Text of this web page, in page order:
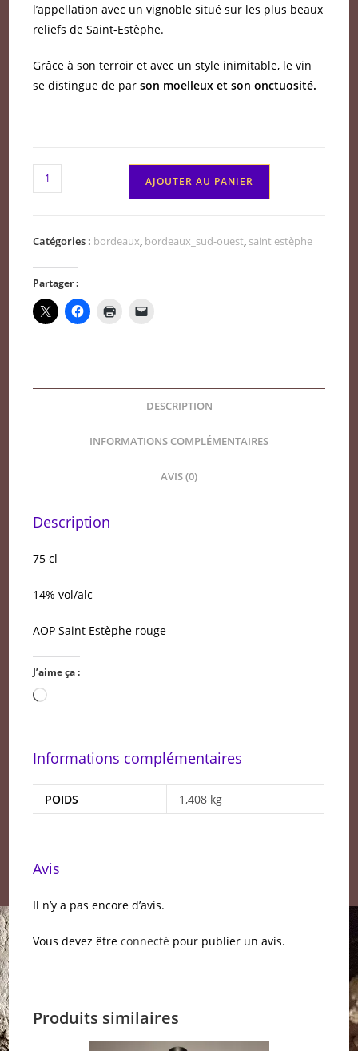
l’appellation avec un vignoble situé sur les plus beaux
reliefs de Saint-Estèphe.
Grâce à son terroir et avec un style inimitable, le vin
se distingue de parson moelleux et son onctuosité.
quantité
de
bourgeois
Château
Haut
AJOUTER AU PANIER
Catégories : bordeaux bordeaux_sud-ouest saint estèphe
Partager :
DESCRIPTION
INFORMATIONS COMPLÉMENTAIRES
AVIS (0)
Description
75 cl
14% vol/alc
AOP Saint Estèphe rouge
J’aime ça :
Chargement…
Informations complémentaires
POIDS 1,408 kg
Avis
Il n’y a pas encore d’avis.
Vous devez êtreconnecté pour publier un avis.
Produits similaires